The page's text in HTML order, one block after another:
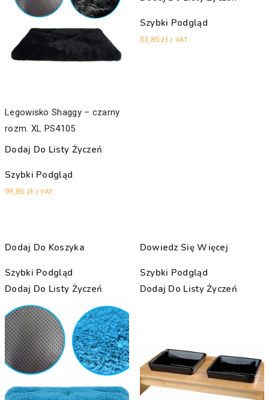
Legowisko Shaggy – czarny
rozm. XL PS4105
Dodaj Do Listy Życzeń
Szybki Podgląd
99,85 zł z VAT
Szybki Podgląd
33,85 zł z VAT
Dodaj Do Koszyka
Szybki Podgląd
Dodaj Do Listy Życzeń
Dowiedz Się Więcej
Szybki Podgląd
Dodaj Do Listy Życzeń